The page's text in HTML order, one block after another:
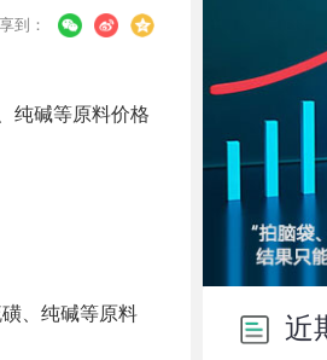
到：
纯碱等原料价格
、纯碱等原料
近